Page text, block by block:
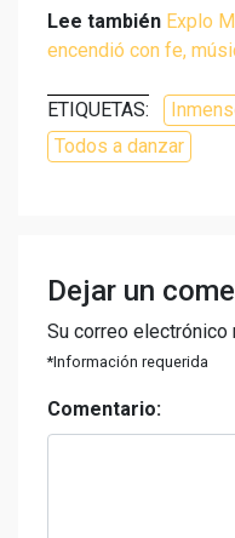
Lee también Explo
encendió con fe,
ETIQUETAS:
Todos a danzar
Dejar un
Su correo electrónico
*Información requerida
Comentario: